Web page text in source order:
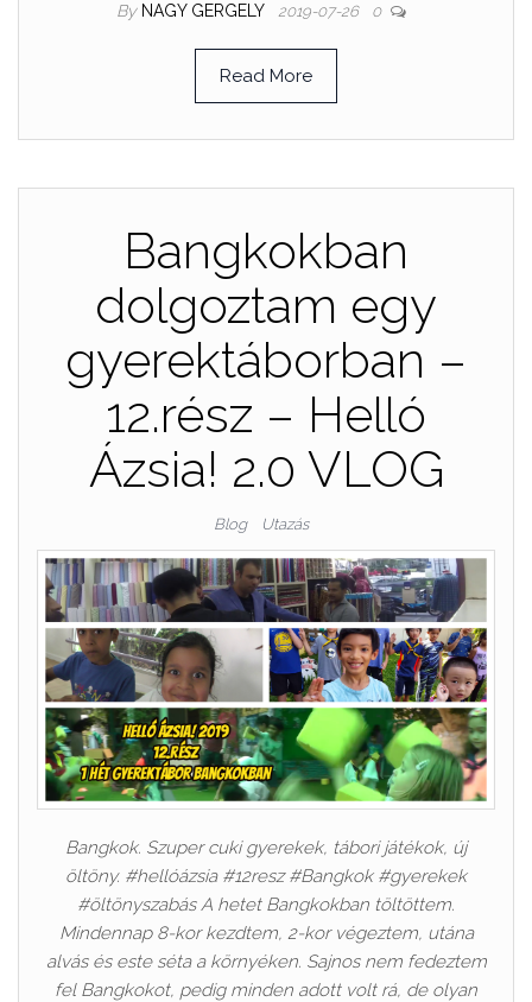
By NAGY GERGELY 2019-07-26 0
Read More
Bangkokban
dolgoztam egy
gyerektáborban –
12.rész – Helló
Ázsia! 2.0 VLOG
Blog Utazás
Bangkok. Szuper cuki gyerekek, tábori játékok, új
öltöny. #hellóázsia #12resz #Bangkok #gyerekek
#öltönyszabás A hetet Bangkokban töltöttem.
Mindennap 8-kor kezdtem, 2-kor végeztem, utána
alvás és este séta a környéken. Sajnos nem fedeztem
fel Bangkokot, pedig minden adott volt rá, de olyan